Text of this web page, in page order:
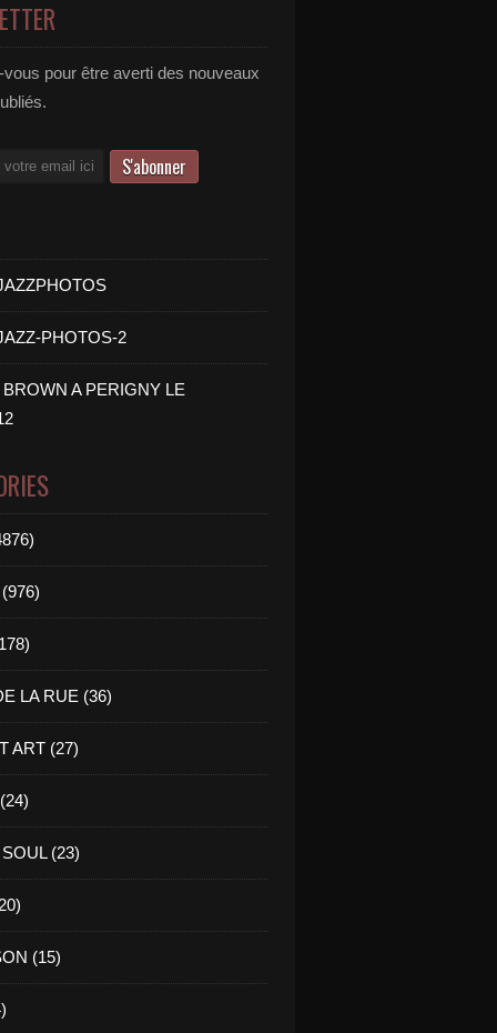
pour être averti des nouveaux
PHOTOS-2
A PERIGNY LE
LA RUE (36)
ART (27)
(23)
(15)